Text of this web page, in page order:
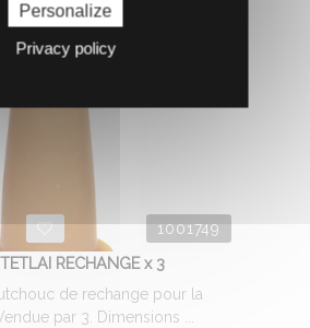
1001749
RECHANGE x 3
de rechange pour la
par 3. Dimensions ...
Personalize
Privacy policy